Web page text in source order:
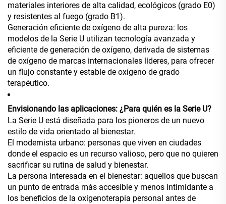
materiales interiores de alta calidad, ecológicos (grado E0)
y resistentes al fuego (grado B1).
Generación eficiente de oxígeno de alta pureza: los
modelos de la Serie U utilizan tecnología avanzada y
eficiente de generación de oxígeno, derivada de sistemas
de oxígeno de marcas internacionales líderes, para ofrecer
un flujo constante y estable de oxígeno de grado
terapéutico.
Envisionando las aplicaciones: ¿Para quién es la Serie U?
La Serie U está diseñada para los pioneros de un nuevo
estilo de vida orientado al bienestar.
El modernista urbano: personas que viven en ciudades
donde el espacio es un recurso valioso, pero que no quieren
sacrificar su rutina de salud y bienestar.
La persona interesada en el bienestar: aquellos que buscan
un punto de entrada más accesible y menos intimidante a
los beneficios de la oxigenoterapia personal antes de